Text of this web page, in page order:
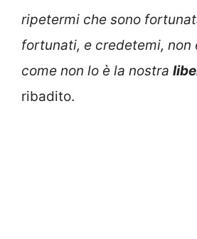
ripetermi che sono
fortunati, e credetemi, non
come non lo è la nostra
ribadito.